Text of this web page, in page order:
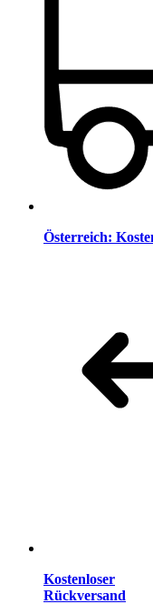
Österreich:
Kostenloser
Rückversand